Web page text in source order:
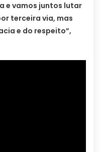
e vamos juntos lutar
terceira via, mas
e do respeito”,